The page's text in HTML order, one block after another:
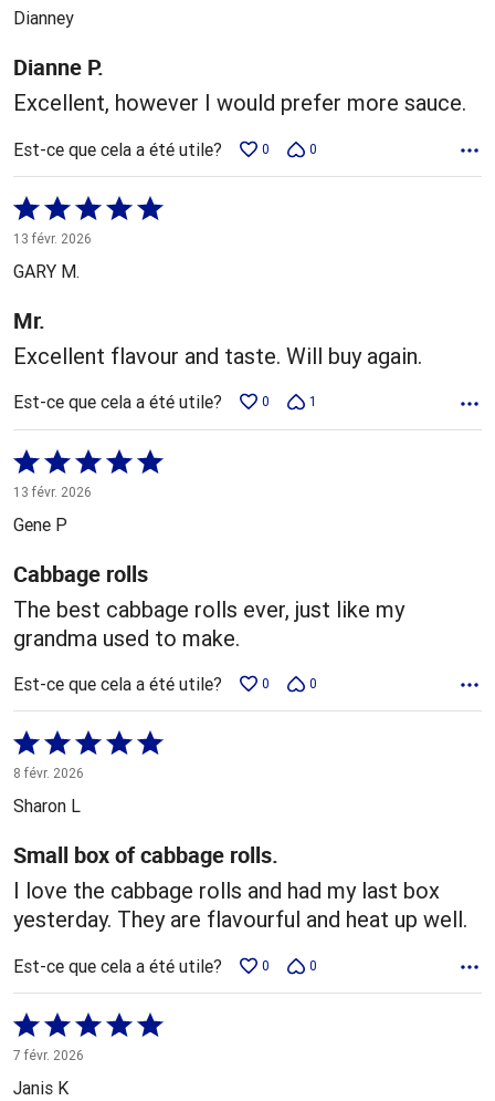
5
Dianney
Dianne P.
Excellent, however I would prefer more sauce.
Est-ce que cela a été utile? 0 0
Coté
5 sur
5
13 févr. 2026
GARY M.
Mr.
Excellent flavour and taste. Will buy again.
Est-ce que cela a été utile? 0 1
Coté
5 sur
5
13 févr. 2026
Gene P
Cabbage rolls
The best cabbage rolls ever, just like my
grandma used to make.
Est-ce que cela a été utile? 0 0
Coté
5 sur
5
8 févr. 2026
Sharon L
Small box of cabbage rolls.
I love the cabbage rolls and had my last box
yesterday. They are flavourful and heat up well.
Est-ce que cela a été utile? 0 0
Coté
5 sur
5
7 févr. 2026
Janis K